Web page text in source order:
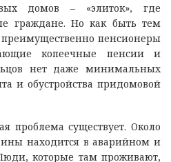
домов – «элиток», где
граждане. Но как быть тем
пенсионеры
копеечные пенсии и
нет даже минимальных
и обустройства придомовой
проблема существует. Около
находится в аварийном и
которые там проживают,